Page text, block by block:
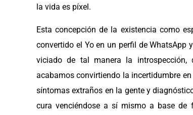
la vida es píxel.
Esta concepción de la existencia como
convertido el Yo en un perfil de WhatsApp
viciado de tal manera la introspección,
acabamos convirtiendo la incertidumbre
síntomas extraños en la gente y
cura venciéndose a sí mismo a base de